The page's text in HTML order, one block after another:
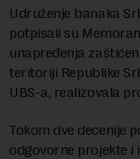
Udruženje banaka
potpisali su
unapređenja
teritoriji Republike
UBS-a, realizovala
Tokom dve decenije
odgovorne projekte i